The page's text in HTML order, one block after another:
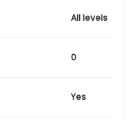
All levels
0
Yes